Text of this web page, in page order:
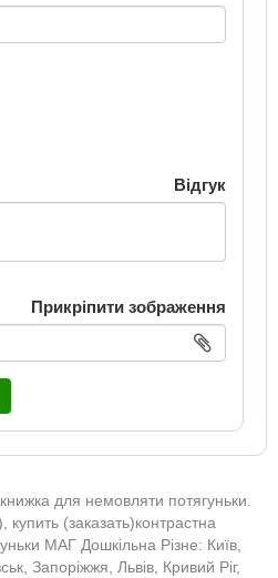
Відгук
Прикріпити зображення
для немовляти потягуньки.
(заказать)контрастна
МАГ Дошкільна Різне: Київ,
Запоріжжя, Львів, Кривий Ріг,